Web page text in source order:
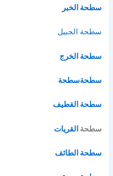
سطحة الخبر
سطحة الجبيل
سطحة الخرج
سطحةسطحة
سطحة القطيف
سطحة القريات
سطحة الطائف